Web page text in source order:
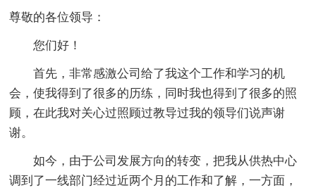
尊敬的各位领导：
您们好！
首先，非常感激公司给了我这个工作和学习的机
会，使我得到了很多的历练，同时我也得到了很多的照
顾，在此我对关心过照顾过教导过我的领导们说声谢
谢。
如今，由于公司发展方向的转变，把我从供热中心
调到了一线部门经过近两个月的工作和了解，一方面，